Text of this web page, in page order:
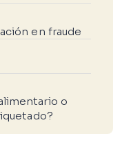
en fraude
o